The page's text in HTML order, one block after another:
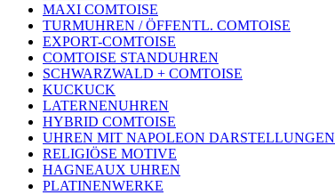
MAXI COMTOISE
TURMUHREN / ÖFFENTL. COMTOISE
EXPORT-COMTOISE
COMTOISE STANDUHREN
SCHWARZWALD + COMTOISE
KUCKUCK
LATERNENUHREN
HYBRID COMTOISE
UHREN MIT NAPOLEON DARSTELLUNGEN
RELIGIÖSE MOTIVE
HAGNEAUX UHREN
PLATINENWERKE